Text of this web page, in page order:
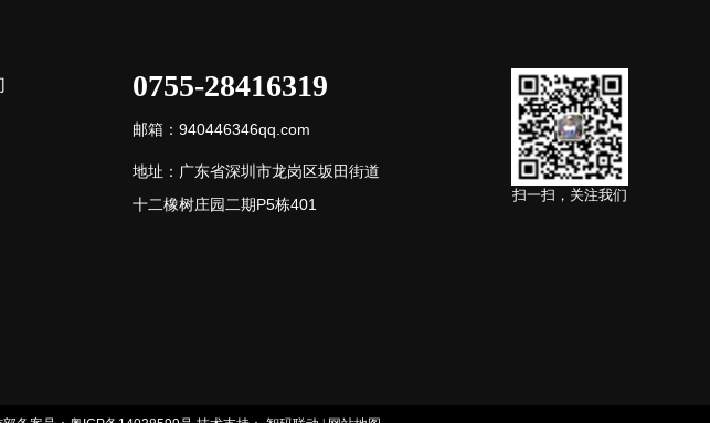
0755-28416319
邮箱：940446346qq.com
地址：广东省深圳市龙岗区坂田街道
十二橡树庄园二期P5栋401
扫一扫，关注我们